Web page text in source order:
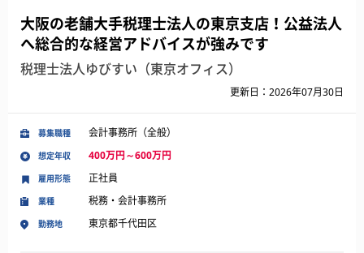
大阪の老舗大手税理士法人の東京支店！公益法人
へ総合的な経営アドバイスが強みです
税理士法人ゆびすい（東京オフィス）
更新日：2026年07月30日
募集職種 会計事務所（全般）
想定年収 400万円～600万円
業種 税務・会計事務所
勤務地 東京都千代田区
雇用形態 正社員